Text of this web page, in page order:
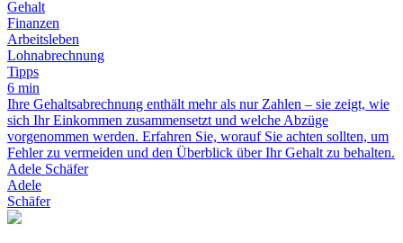
Gehalt
Finanzen
Arbeitsleben
Lohnabrechnung
Tipps
6 min
Ihre Gehaltsabrechnung enthält mehr als nur Zahlen – sie zeigt, wie
sich Ihr Einkommen zusammensetzt und welche Abzüge
vorgenommen werden. Erfahren Sie, worauf Sie achten sollten, um
Fehler zu vermeiden und den Überblick über Ihr Gehalt zu behalten.
Adele Schäfer
Adele
Schäfer